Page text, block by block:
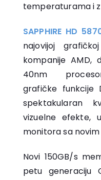
temperaturama i
SAPPHIRE HD
najovijoj
kompanije AMD,
40nm
grafičke funkcije
spektakularan
vizuelne efekte,
monitora sa
Novi 150GB/s
petu generaciju